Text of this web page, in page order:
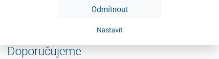
Odmítnout
Nastavit
Doporučujeme